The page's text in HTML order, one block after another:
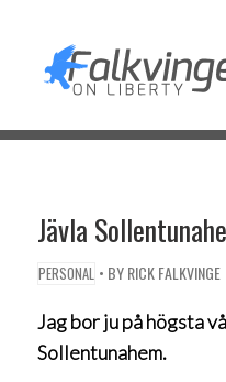
content
Jävla
PERSONAL • BYRICK FALKVINGE
Jag bor ju på högsta
Sollentunahem.